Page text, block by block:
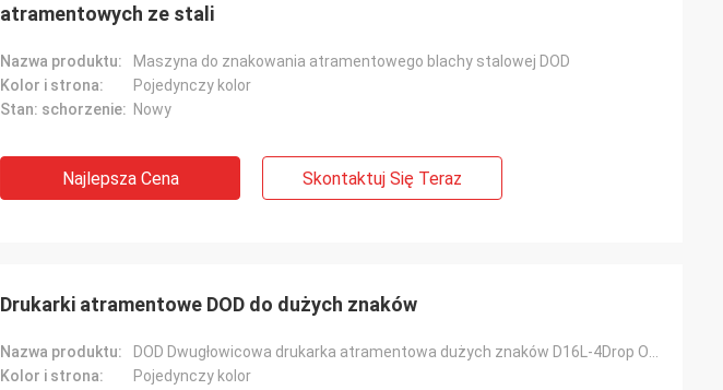
atramentowych ze stali
Nazwa produktu:
Maszyna do znakowania atramentowego blachy stalowej DOD
Kolor i strona:
Pojedynczy kolor
Stan: schorzenie: Nowy
Najlepsza Cena Skontaktuj Się Teraz
Drukarki atramentowe DOD do dużych znaków
Nazwa produktu:
Kolor i strona:
Pojedynczy kolor